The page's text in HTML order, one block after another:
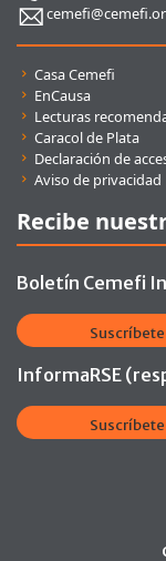
Enlaces
Casa Cemefi
EnCausa
Lecturas
Caracol de Plata
Declaración de
Aviso de privacidad
Recibe
Boletín Cemefi
Suscríbete
InformaRSE
Suscríbete